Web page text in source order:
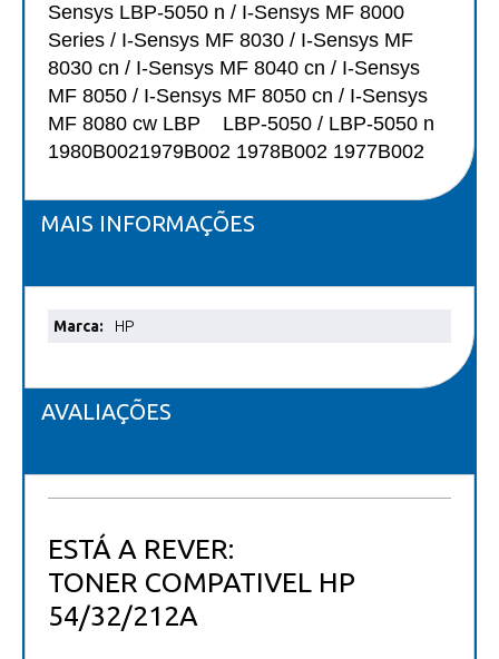
Sensys LBP-5050 n / I-Sensys MF 8000
Series / I-Sensys MF 8030 / I-Sensys MF
8030 cn / I-Sensys MF 8040 cn / I-Sensys
MF 8050 / I-Sensys MF 8050 cn / I-Sensys
MF 8080 cw LBP LBP-5050 / LBP-5050 n
1980B0021979B002 1978B002 1977B002
MAIS INFORMAÇÕES
Mais
HP
AVALIAÇÕES
ESTÁ A REVER:
TONER COMPATIVEL HP
54/32/212A